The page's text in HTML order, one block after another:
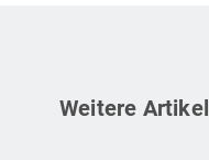
Weitere Artikel